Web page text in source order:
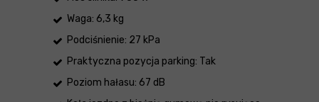
Waga: 6,3 kg
Podciśnienie: 27 kPa
Praktyczna pozycja parking: Tak
Poziom hałasu: 67 dB